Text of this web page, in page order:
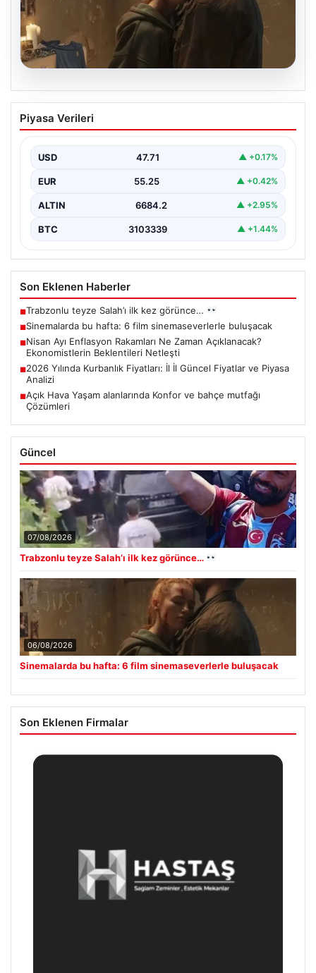
Sinemalarda bu hafta: 6 film
sinemaseverlerle buluşacak
Piyasa Verileri
USD 47.71 ▲ +0.17%
EUR 55.25 ▲ +0.42%
ALTIN 6684.2 ▲ +2.95%
BTC 3103339 ▲ +1.44%
Son Eklenen Haberler
■Trabzonlu teyze Salah’ı ilk kez görünce…
■Sinemalarda bu hafta: 6 film sinemaseverlerle buluşacak
■Nisan Ayı Enflasyon Rakamları Ne Zaman Açıklanacak?
Ekonomistlerin Beklentileri Netleşti
■2026 Yılında Kurbanlık Fiyatları: İl İl Güncel Fiyatlar ve Piyasa
Analizi
■Açık Hava Yaşam alanlarında Konfor ve bahçe mutfağı
Çözümleri
Güncel
07/08/2026
Trabzonlu teyze Salah’ı ilk kez görünce…
06/08/2026
Sinemalarda bu hafta: 6 film sinemaseverlerle buluşacak
Son Eklenen Firmalar